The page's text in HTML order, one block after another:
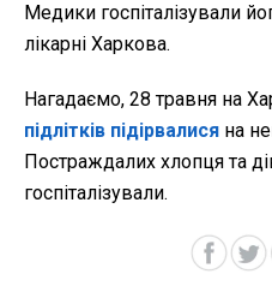
Медики госпіталізували
лікарні Харкова.
Нагадаємо, 28 травня на
підлітків підірвалися на
Постраждалих хлопця та
госпіталізували.